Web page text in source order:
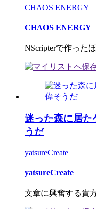
CHAOS ENERGY
CHAOS ENERGY
NScripterで作った
迷った森に居た
うだ
yatsureCreate
yatsureCreate
文章に興奮する貴